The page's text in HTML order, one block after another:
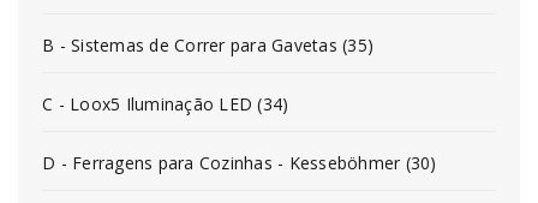
B - Sistemas de Correr para Gavetas (35)
C - Loox5 Iluminação LED (34)
D - Ferragens para Cozinhas - Kesseböhmer (30)